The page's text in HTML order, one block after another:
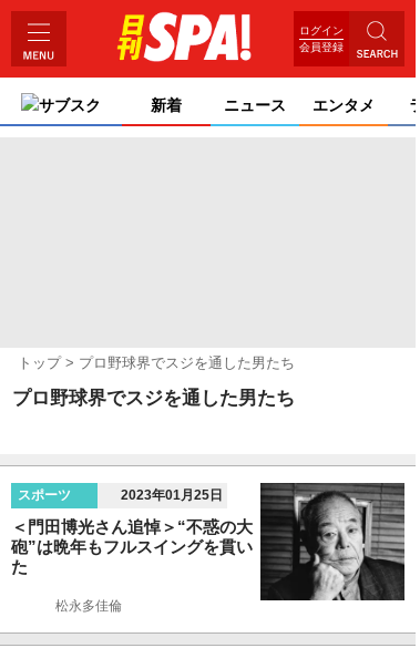
ログイン
会員登録
サブスク 新着 ニュース エンタメ
トップ プロ野球界でスジを通した男たち
プロ野球界でスジを通した男たち
スポーツ 2023年01月25日
＜門田博光さん追悼＞“不惑の大
砲”は晩年もフルスイングを貫い
た
松永多佳倫